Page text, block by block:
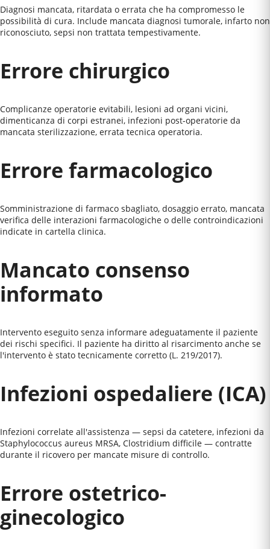
Diagnosi mancata, ritardata o errata che ha compromesso le
possibilità di cura. Include mancata diagnosi tumorale, infarto non
riconosciuto, sepsi non trattata tempestivamente.
Errore chirurgico
Complicanze operatorie evitabili, lesioni ad organi vicini,
dimenticanza di corpi estranei, infezioni post-operatorie da
mancata sterilizzazione, errata tecnica operatoria.
Errore farmacologico
Somministrazione di farmaco sbagliato, dosaggio errato, mancata
verifica delle interazioni farmacologiche o delle controindicazioni
indicate in cartella clinica.
Mancato consenso
informato
Intervento eseguito senza informare adeguatamente il paziente
dei rischi specifici. Il paziente ha diritto al risarcimento anche se
l'intervento è stato tecnicamente corretto (L. 219/2017).
Infezioni ospedaliere (ICA)
Infezioni correlate all'assistenza — sepsi da catetere, infezioni da
Staphylococcus aureus MRSA, Clostridium difficile — contratte
durante il ricovero per mancate misure di controllo.
Errore ostetrico-
ginecologico